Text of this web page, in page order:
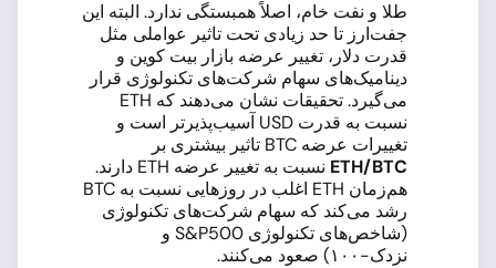
طلا و نفت خام، اصلاً همبستگی ندارد. البته این
جفت‌ارز تا حد زیادی تحت تاثیر عواملی مثل
قدرت دلار، تغییر عرضه بازار بیت کوین و
دینامیک‌های سهام شرکت‌های تکنولوژی قرار
می‌گیرد. تحقیقات نشان می‌دهند که ETH
نسبت به قدرت USD آسیب‌پذیرتر است و
تغییرات عرضه BTC تاثیر بیشتری بر
ETH/BTC
نسبت به تغییر عرضه ETH دارند.
هم‌زمان ETH اغلب در روزهایی نسبت به BTC
رشد می‌کند که سهام شرکت‌های تکنولوژی
(شاخص‌های تکنولوژی S&P500 و
نزدک-۱۰۰) صعود می‌کنند.